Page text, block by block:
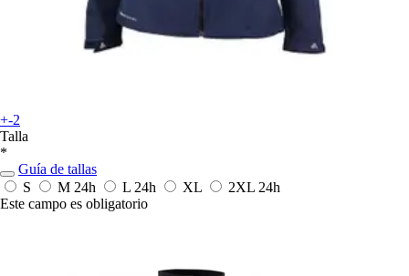
+-2
Talla
*
Guía de tallas
S
M 24h L 24h XL 2XL 24h
Este campo es obligatorio